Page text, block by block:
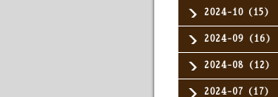
2024-10（15）
2024-09（16）
2024-08（12）
2024-07（17）